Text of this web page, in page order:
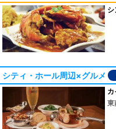
シティ・ホール周辺×グルメ
東